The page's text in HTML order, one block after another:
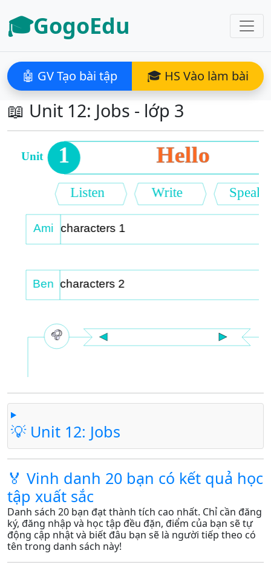
🎓GogoEdu
🤖 GV Tạo bài tập 🎓 HS Vào làm bài
📖 Unit 12: Jobs - lớp 3
💡 Unit 12: Jobs
🏅 Vinh danh 20 bạn có kết quả học
tập xuất sắc
Danh sách 20 bạn đạt thành tích cao nhất. Chỉ cần đăng
ký, đăng nhập và học tập đều đặn, điểm của bạn sẽ tự
động cập nhật và biết đâu bạn sẽ là người tiếp theo có
tên trong danh sách này!